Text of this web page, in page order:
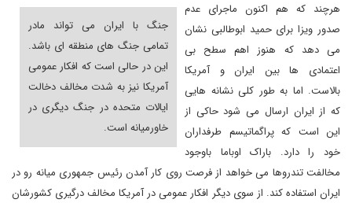
جنگ با ایران می تواند مادر
تمامی جنگ های منطقه ای باشد.
این در حالی است که افکار عمومی
آمریکا نیز به شدت مخالف دخالت
ایالات متحده در جنگ دیگری در
خاورمیانه است.
هرچند که هم اکنون ماجرای عدم
صدور ویزا برای حمید ابوطالبی نشان
می دهد که هنوز اهم سطح بی
اعتمادی ها بین ایران و آمریکا
بالاست. اما به طور کلی نشانه هایی
که از ایران ارسال می شود حاکی از
این است که پراگماتیسم طرفداران
خود را دارد. باراک اوباما باوجود
مخالفت تندروها می خواهد از فرصت روی کار آمدن رئیس جمهوری میانه رو در
ایران استفاده کند. از سوی دیگر افکار عمومی در آمریکا مخالف درگیری کشورشان